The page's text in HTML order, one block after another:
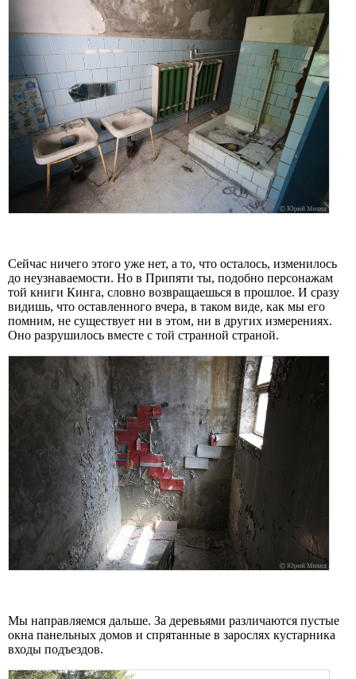
Сейчас ничего этого уже нет, а то, что осталось, изменилось
до неузнаваемости. Но в Припяти ты, подобно персонажам
той книги Кинга, словно возвращаешься в прошлое. И сразу
видишь, что оставленного вчера, в таком виде, как мы его
помним, не существует ни в этом, ни в других измерениях.
Оно разрушилось вместе с той странной страной.
Мы направляемся дальше. За деревьями различаются пустые
окна панельных домов и спрятанные в зарослях кустарника
входы подъездов.